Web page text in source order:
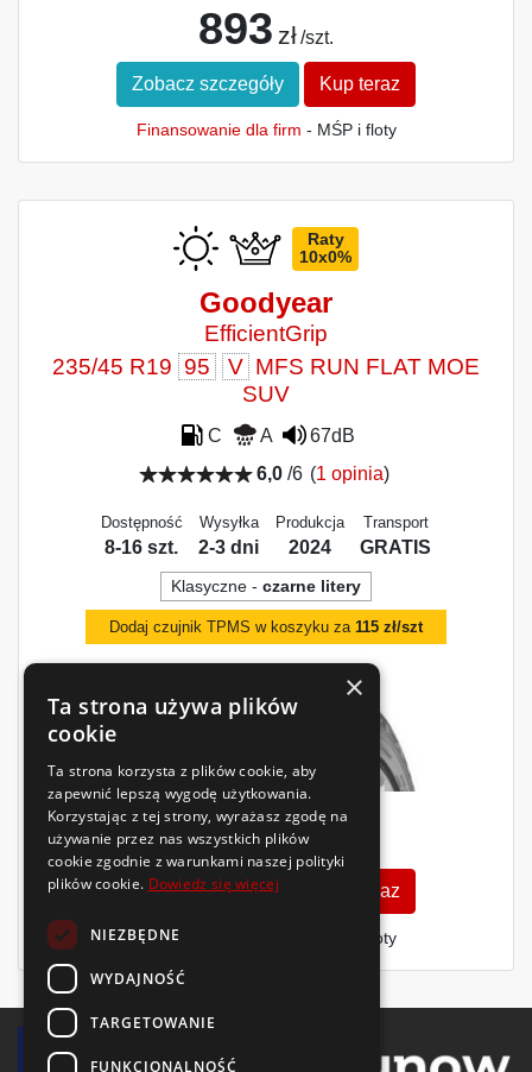
893 zł /szt.
Zobacz szczegóły Kup teraz
Finansowanie dla firm - MŚP i floty
Raty
10x0%
Goodyear
EfficientGrip
235/45 R19 95 V MFS RUN FLAT MOE
SUV
C A
67dB
6,0/6 (1 opinia)
Dostępność
8-16 szt.
Wysyłka
2-3 dni
Produkcja
2024
Transport
GRATIS
Klasyczne - czarne litery
Dodaj czujnik TPMS w koszyku za 115 zł/szt
941 zł/szt.
Zobacz szczegóły Kup teraz
Finansowanie dla firm - MŚP i floty
×
Ta strona używa plików
cookie
Ta strona korzysta z plików cookie, aby
zapewnić lepszą wygodę użytkowania.
Korzystając z tej strony, wyrażasz zgodę na
używanie przez nas wszystkich plików
cookie zgodnie z warunkami naszej polityki
plików cookie. Dowiedz się więcej
NIEZBĘDNE
WYDAJNOŚĆ
TARGETOWANIE
FUNKCJONALNOŚĆ